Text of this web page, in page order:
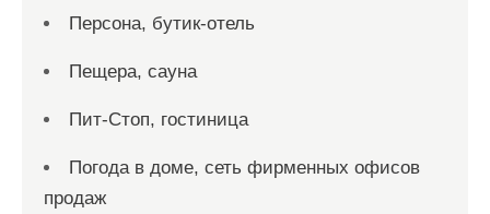
Персона, бутик-отель
Пещера, сауна
Пит-Стоп, гостиница
Погода в доме, сеть фирменных офисов
продаж